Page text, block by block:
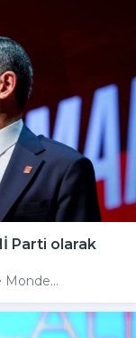
Parti olarak
Monde...